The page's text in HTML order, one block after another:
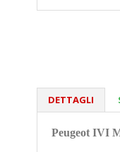
DETTAGLI
Peugeot IVI